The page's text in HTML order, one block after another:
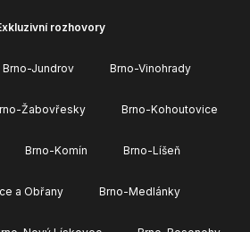
rozhovory
Brno-Jundrov Brno-Vinohrady
Žabovřesky Brno-Kohoutovice
Brno-Komín Brno-Líšeň
a Obřany Brno-Medlánky